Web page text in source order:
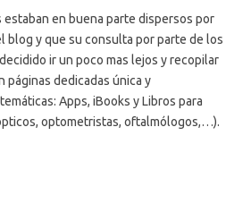
en buena parte dispersos por
blog y que su consulta por parte de los
ir un poco mas lejos y recopilar
páginas dedicadas única y
Apps, iBooks y Libros para
optometristas, oftalmólogos,…).